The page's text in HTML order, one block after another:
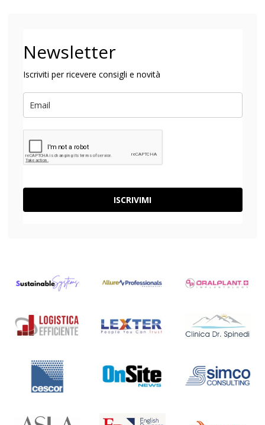
Newsletter
Iscriviti per ricevere consigli e novità
ISCRIVIMI